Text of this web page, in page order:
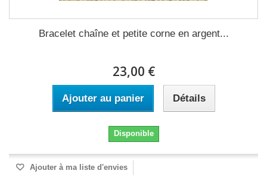
Bracelet chaîne et petite corne en argent...
23,00 €
Ajouter au panier Détails
Disponible
Ajouter à ma liste d'envies